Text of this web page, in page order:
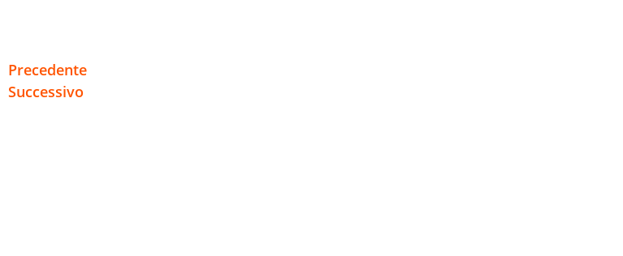
Precedente
Successivo